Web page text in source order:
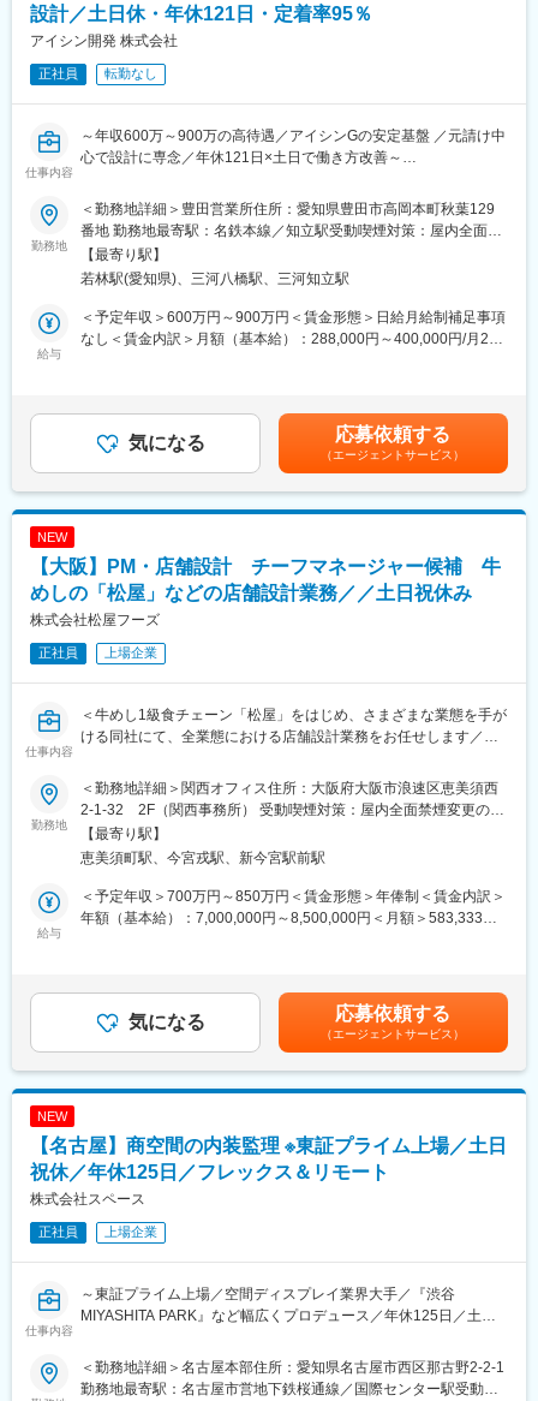
工事引渡し立ち合いなどの業務
現場調査
…既存店舗、商業施設の顧客市場や導線を調査理解し、最適な店
舗レイアウトを考察する。
行う
・出張頻度：平均2～3回／月（基本日帰り、遠方は1泊）
・一案件の工期：約3～6ヶ月
・現場勤務と本社勤務の割合：2：8
・現場へのアクセス：自宅から直行直帰可能
■配属先・働き方
・内装設計グループ：3名在籍（40代メイン）
変更の範囲：会社の定める業務
設計／土日休・年休121日・定着率95％
アイシン開発 株式会社
正社員 転勤なし
仕事内容
～年収600万～900万の高待遇／アイシンGの安定基盤 ／元請け中
心で設計に専念／年休121日×土日で働き方改善～
■募集背景
アイシングループの総合ディベロッパーとして、工場・オフィ
ス・公共施設など多様な案件を手掛ける同社。グループ内外から
の受注拡大に伴い、設計体制の強化のため即戦力人材を募集しま
す。
■職務概要
建築意匠設計として、新築・増築・改修案件の設計業務全般をお
■具体的な業務内容
・基本設計／実施設計
・設計計画の立案
■担当案件
・工場・生産施設
・事務所・オフィスビル
・教育・厚生施設
・集合住宅 など
◎ 元請け中心で設計に集中できる環境
グループ案件が中心のため、納期調整やコミュニケーションがス
◎ 安定した受注基盤
売上の6～7割がグループ企業からの案件で景気の影響を受けにく
く、長期的に安心して働けます。
◎ スキル幅が広がる
工場・住宅・公共施設など多彩な建物に携わり、設計者としての
市場価値を高められます。
◎ 働き方改善が可能
・2～3年で昇格のチャンスあり
・資格取得や経験に応じて専門領域を拡張
の総合ディベロッパーです。
・建築、土木、不動産、保険など多角的事業を展開
・ISO9001／14001取得の品質体制
変更の範囲：会社の定める業務
勤務地
＜勤務地詳細＞豊田営業所住所：愛知県豊田市高岡本町秋葉129
番地 勤務地最寄駅：名鉄本線／知立駅受動喫煙対策：屋内全面禁
煙変更の範囲：会社の定める事業所
【最寄り駅】
若林駅(愛知県)、三河八橋駅、三河知立駅
給与
＜予定年収＞600万円～900万円＜賃金形態＞日給月給制補足事項
なし＜賃金内訳＞月額（基本給）：288,000円～400,000円/月20
お子さま1名分の家族手当＋現場手当＋時間外手当（30H）895万
円 ／ 35歳 ／ ※お子さま2名分の家族手当＋現場手当＋時間外手当
（30H）賃金はあくまでも目安の金額であり、選考を通じて上下
する可能性があります。月給(月額)は固定手当を含めた表記です。
気になる 応募依頼する
（エージェントサービス）
NEW
【大阪】PM・店舗設計 チーフマネージャー候補 牛
めしの「松屋」などの店舗設計業務／／土日祝休み
株式会社松屋フーズ
正社員 上場企業
仕事内容
＜牛めし1級食チェーン「松屋」をはじめ、さまざまな業態を手が
ける同社にて、全業態における店舗設計業務をお任せします／＞
・新規、改装店舗の図面作成 ※試用ツールAutoCAD（ツールは
相談可能）
・設計事務所や施工会社とのMTG
・高度な技術と経験値を活かして建築確認申請等に伴う諸官庁や
ゼネコン等折衝業務
■手がける物件：
ロケーションや客層、周辺環境によっても様々なので経験を積む
たびに成長できます。
す。
・オフィス街…テナントを借りて内装の設計から施工を手がけま
す。
ます。 そのため各店舗へ臨店していただき、店舗についての知識
を深めていただきます。
■組織構成：配属先は店舗設計部店舗設計チームです。現在13名
集団です。
応頂きます。
・多数の業態…現在当社では、多数の新業態開発、増店を行って
く、様々な業態に携わっていただけます。
・内製化…当社は開発、設計、施工を出来るだけ内製化してお
勤務地
＜勤務地詳細＞関西オフィス住所：大阪府大阪市浪速区恵美須西
2-1-32 2F（関西事務所） 受動喫煙対策：屋内全面禁煙変更の範
囲：会社の定める事業所
【最寄り駅】
恵美須町駅、今宮戎駅、新今宮駅前駅
給与
＜予定年収＞700万円～850万円＜賃金形態＞年俸制＜賃金内訳＞
年額（基本給）：7,000,000円～8,500,000円＜月額＞583,333円
じて上下する可能性があります。月給(月額)は固定手当を含めた表
記です。気になる 応募依頼する
（エージェントサービス）
NEW
【名古屋】商空間の内装監理 ※東証プライム上場／土日
祝休／年休125日／フレックス＆リモート
株式会社スペース
正社員 上場企業
仕事内容
～東証プライム上場／空間ディスプレイ業界大手／『渋谷
MIYASHITA PARK』など幅広くプロデュース／年休125日／土日
休・育休取得率100％／～
＜勤務地詳細＞名古屋本部住所：愛知県名古屋市西区那古野2-2-1
勤務地最寄駅：名古屋市営地下鉄桜通線／国際センター駅受動喫